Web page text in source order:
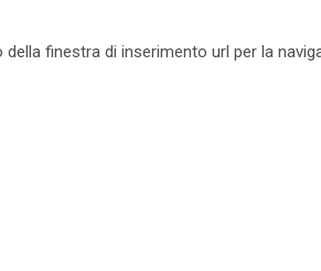
finestra di inserimento url per la